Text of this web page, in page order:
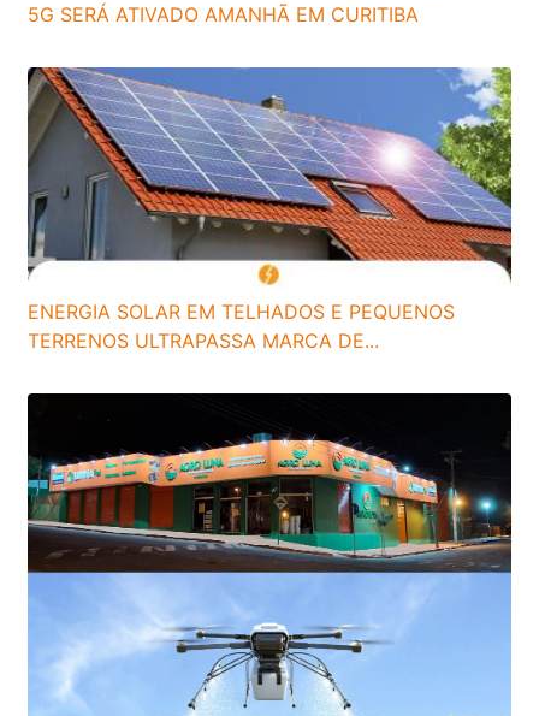
5G SERÁ ATIVADO AMANHÃ EM CURITIBA
ENERGIA SOLAR EM TELHADOS E PEQUENOS
TERRENOS ULTRAPASSA MARCA DE...